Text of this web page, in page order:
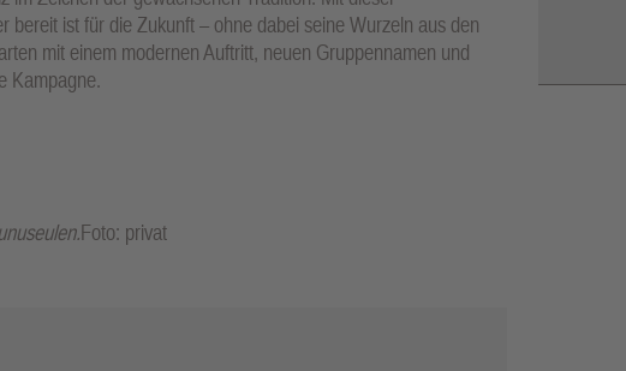
bereit ist für die Zukunft – ohne dabei seine Wurzeln aus den
mit einem modernen Auftritt, neuen Gruppennamen und
Kampagne.
Foto: privat